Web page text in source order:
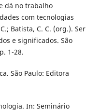
dá no trabalho
com tecnologias
Batista, C. C. (org.). Ser
e significados. São
1-28.
São Paulo: Editora
In: Seminário